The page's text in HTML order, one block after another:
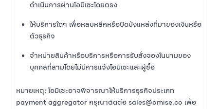
ดำเนินการผ่านโอมิเซะโดยตรง
ให้บริการใดๆ เพื่อหลบหลีกหรือปิดบังแหล่งที่มาของเงินหรือ
ตัวธุรกิจ
จำหน่ายสินค้าหรือบริการหรือการรับสั่งจองในนามของ
บุคคลที่สามโดยไม่มีการแจ้งโอมิเซะและผู้ซื้อ
หมายเหตุ: โอมิเซะอาจพิจารณาให้บริการธุรกิจประเภท
payment aggregator กรุณาติดต่อ sales@omise.co เพื่อ